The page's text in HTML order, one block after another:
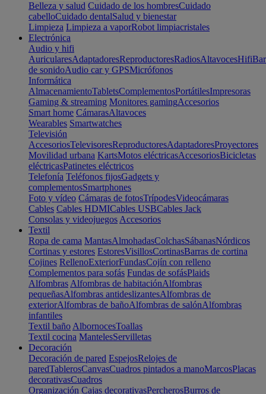
Belleza y salud Cuidado de los hombresCuidado
cabelloCuidado dentalSalud y bienestar
Limpieza Limpieza a vaporRobot limpiacristales
Electrónica
Audio y hifi
AuricularesAdaptadoresReproductoresRadiosAltavocesHifi
de sonidoAudio car y GPSMicrófonos
Informática
AlmacenamientoTabletsComplementosPortátilesImpresoras
Gaming & streaming Monitores gamingAccesorios
Smart home CámarasAltavoces
Wearables Smartwatches
Televisión
AccesoriosTelevisoresReproductoresAdaptadoresProyectores
Movilidad urbana KartsMotos eléctricasAccesoriosBicicletas
eléctricasPatinetes eléctricos
Telefonía Teléfonos fijosGadgets y
complementosSmartphones
Foto y vídeo Cámaras de fotosTrípodesVideocámaras
Cables Cables HDMICables USBCables Jack
Consolas y videojuegos Accesorios
Textil
Ropa de cama MantasAlmohadasColchasSábanasNórdicos
Cortinas y estores EstoresVisillosCortinasBarras de cortina
Cojines RellenoExteriorFundasCojín con relleno
Complementos para sofás Fundas de sofásPlaids
Alfombras Alfombras de habitaciónAlfombras
pequeñasAlfombras antideslizantesAlfombras de
exteriorAlfombras de bañoAlfombras de salónAlfombras
infantiles
Textil baño AlbornocesToallas
Textil cocina MantelesServilletas
Decoración
Decoración de pared EspejosRelojes de
paredTablerosCanvasCuadros pintados a manoMarcosPlacas
decorativasCuadros
Organización Cajas decorativasPercherosBurros de